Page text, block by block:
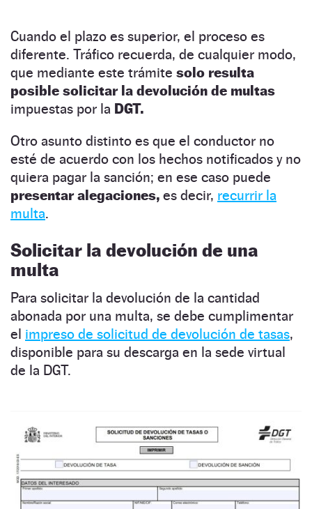
Cuando el plazo es superior, el proceso es
diferente. Tráfico recuerda, de cualquier modo,
que mediante este trámite solo resulta
posible solicitar la devolución de multas
impuestas por la DGT.
Otro asunto distinto es que el conductor no
esté de acuerdo con los hechos notificados y no
quiera pagar la sanción; en ese caso puede
presentar alegaciones, es decir, recurrir la
multa.
Solicitar la devolución de una
multa
Para solicitar la devolución de la cantidad
abonada por una multa, se debe cumplimentar
el impreso de solicitud de devolución de tasas,
disponible para su descarga en la sede virtual
de la DGT.